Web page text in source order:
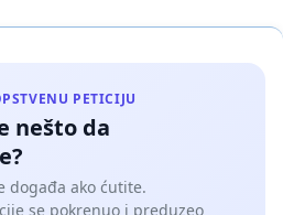
PETICIJU
nešto da
događa ako ćutite.
se pokrenuo i preduzeo